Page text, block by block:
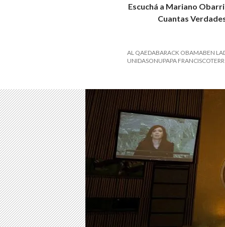
Escuchá a Mariano
Cuantas
AL QAEDABARACK OBAMABEN
UNIDASONUPAPA